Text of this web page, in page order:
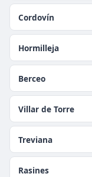
Cordovín
Hormilleja
Berceo
Villar de Torre
Treviana
Rasines